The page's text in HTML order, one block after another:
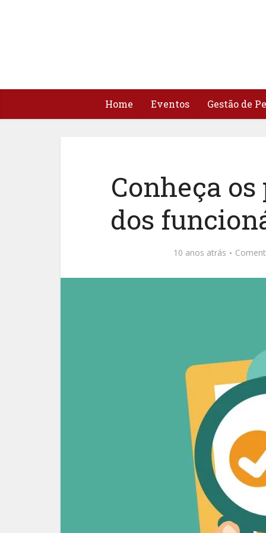
Home Eventos Gestão de
Conheça
dos
10 anos atrás